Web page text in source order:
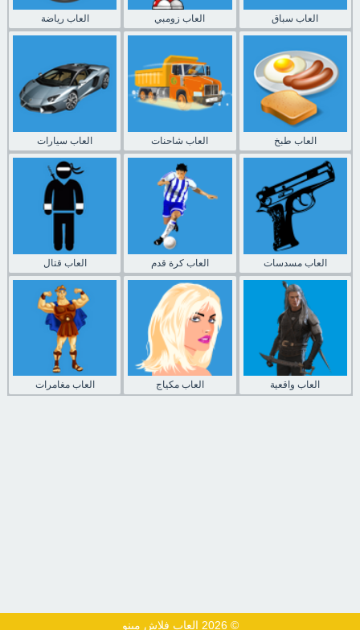
العاب رياضة العاب زومبي العاب سباق
العاب سيارات العاب شاحنات العاب طبخ
العاب قتال العاب كرة قدم العاب مسدسات
العاب مغامرات العاب مكياج العاب واقعية
© 2026 العاب فلاش مينو